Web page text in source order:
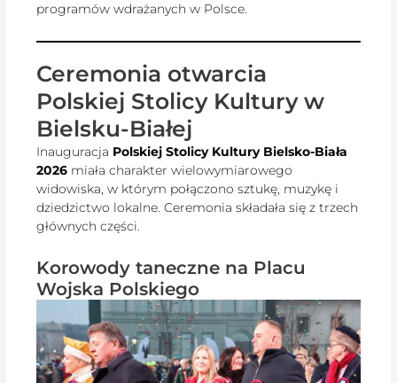
programów wdrażanych w Polsce.
Ceremonia otwarcia
Polskiej Stolicy Kultury w
Bielsku-Białej
Inauguracja Polskiej Stolicy Kultury Bielsko-Biała
2026 miała charakter wielowymiarowego
widowiska, w którym połączono sztukę, muzykę i
dziedzictwo lokalne. Ceremonia składała się z trzech
głównych części.
Korowody taneczne na Placu
Wojska Polskiego